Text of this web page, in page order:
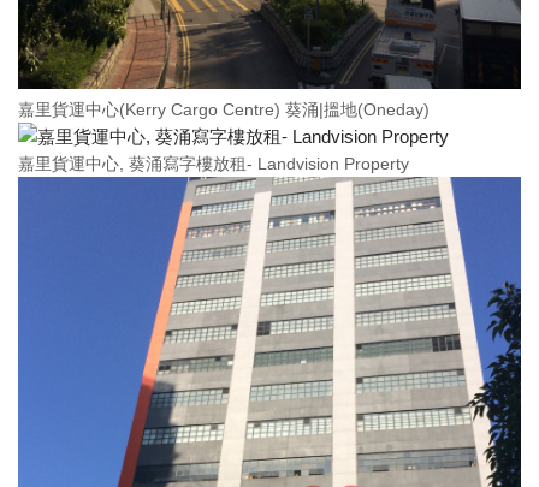
嘉里貨運中心(Kerry Cargo Centre) 葵涌|搵地(Oneday)
嘉里貨運中心, 葵涌寫字樓放租- Landvision Property